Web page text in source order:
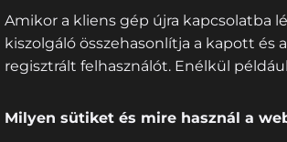
Amikor a kliens gép újra kapcsolatba
kiszolgáló összehasonlítja a kapott
regisztrált felhasználót. Enélkül
Milyen sütiket és mire használ a